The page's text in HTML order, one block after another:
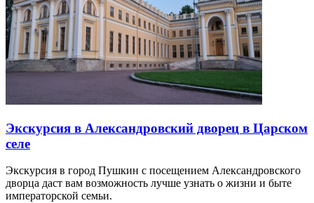
Экскурсия в Александровский дворец в Царском
селе
Экскурсия в город Пушкин с посещением Александровского
дворца даст вам возможность лучше узнать о жизни и быте
императорской семьи.